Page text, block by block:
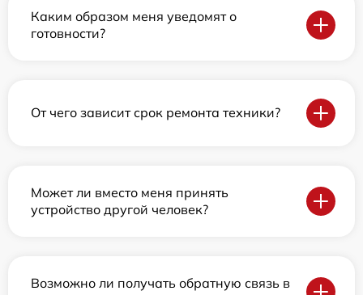
Каким образом меня уведомят о
готовности?
От чего зависит срок ремонта техники?
Может ли вместо меня принять
устройство другой человек?
Возможно ли получать обратную связь в